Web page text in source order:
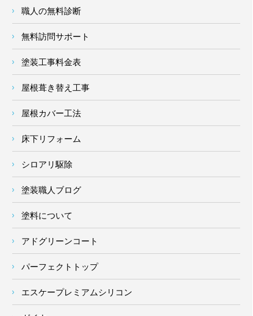
職人の無料診断
無料訪問サポート
塗装工事料金表
屋根葺き替え工事
屋根カバー工法
床下リフォーム
シロアリ駆除
塗装職人ブログ
塗料について
アドグリーンコート
パーフェクトトップ
エスケープレミアムシリコン